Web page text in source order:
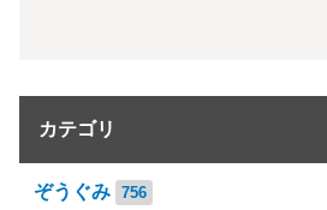
カテゴリ
ぞうぐみ 756